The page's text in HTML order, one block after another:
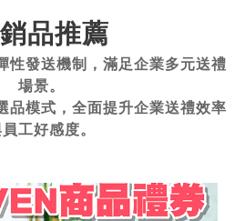
品推薦
性發送機制，滿足企業多元送禮
場景。
品模式，全面提升企業送禮效率
工好感度。